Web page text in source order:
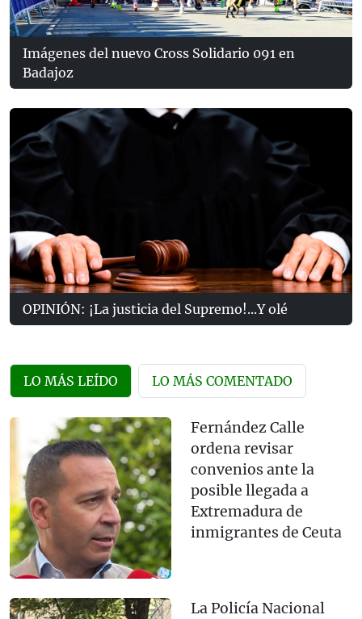
Imágenes del nuevo Cross Solidario 091 en
Badajoz
OPINIÓN: ¡La justicia del Supremo!...Y olé
LO MÁS LEÍDO LO MÁS COMENTADO
Fernández Calle
ordena revisar
convenios ante la
posible llegada a
Extremadura de
inmigrantes de Ceuta
La Policía Nacional